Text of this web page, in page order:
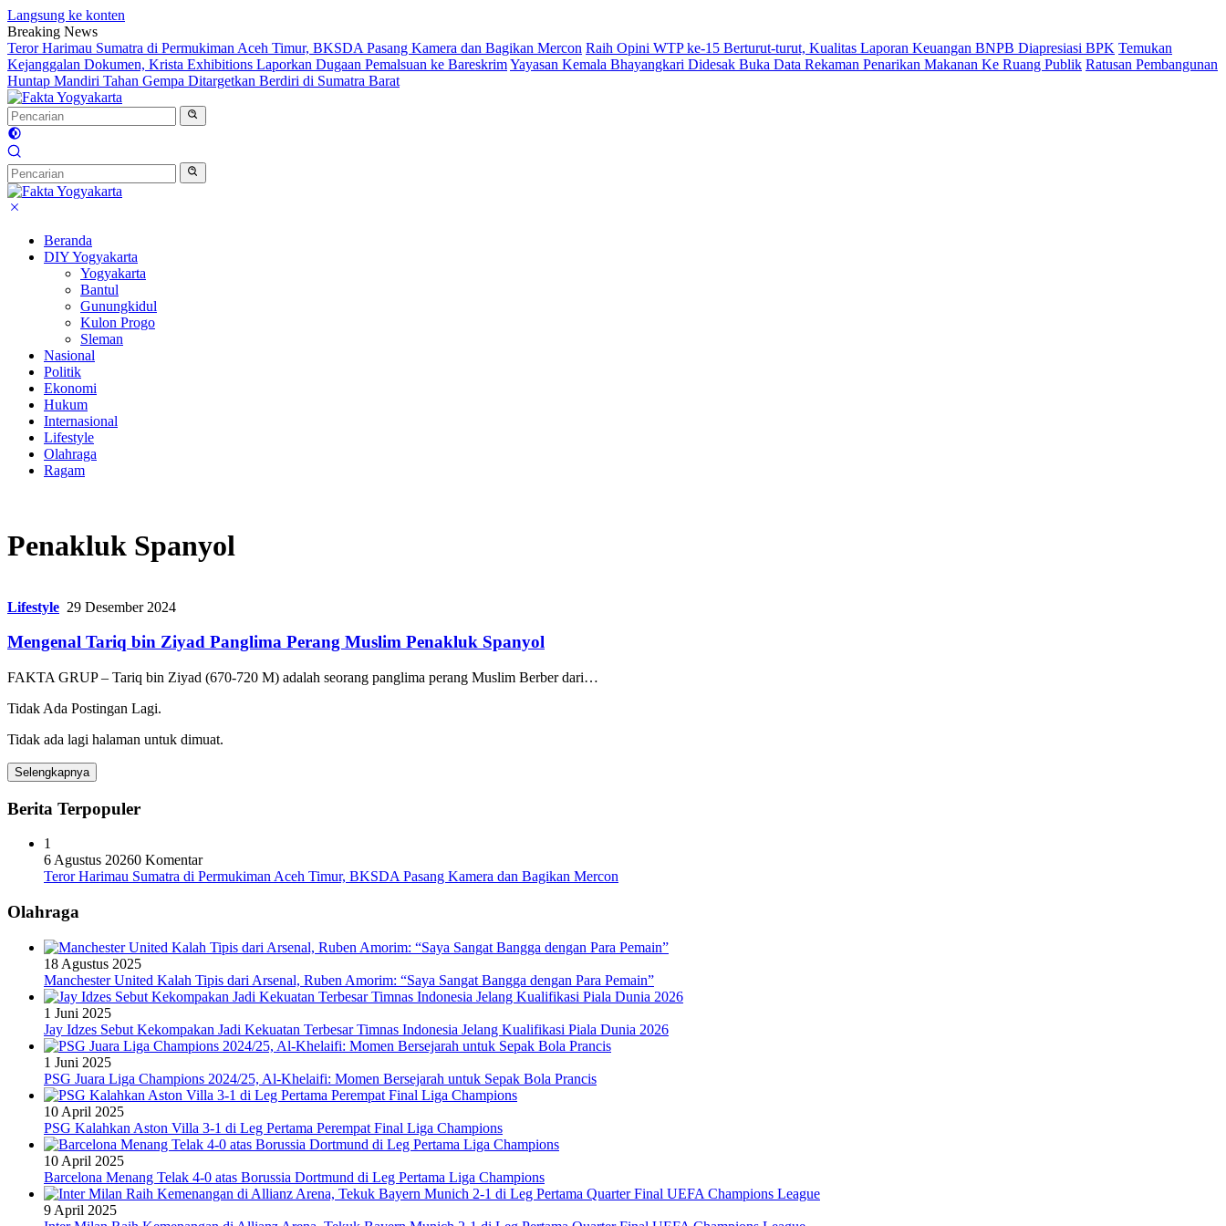
Langsung ke konten
Breaking News
Teror Harimau Sumatra di Permukiman Aceh Timur, BKSDA Pasang Kamera dan Bagikan Mercon Raih Opini WTP ke-15 Berturut-turut, Kualitas Laporan Keuangan BNPB Diapresiasi BPK Temukan
Kejanggalan Dokumen, Krista Exhibitions Laporkan Dugaan Pemalsuan ke BareskrimYayasan Kemala Bhayangkari Didesak Buka Data Rekaman Penarikan Makanan Ke Ruang Publik Ratusan Pembangunan
Huntap Mandiri Tahan Gempa Ditargetkan Berdiri di Sumatra Barat
Beranda
DIY Yogyakarta
Yogyakarta
Bantul
Gunungkidul
Kulon Progo
Sleman
Nasional
Politik
Ekonomi
Hukum
Internasional
Lifestyle
Olahraga
Ragam
Penakluk Spanyol
Lifestyle 29 Desember 2024
Mengenal Tariq bin Ziyad Panglima Perang Muslim Penakluk Spanyol
FAKTA GRUP – Tariq bin Ziyad (670-720 M) adalah seorang panglima perang Muslim Berber dari…
Tidak Ada Postingan Lagi.
Tidak ada lagi halaman untuk dimuat.
Selengkapnya
Berita Terpopuler
1
6 Agustus 20260 Komentar
Teror Harimau Sumatra di Permukiman Aceh Timur, BKSDA Pasang Kamera dan Bagikan Mercon
Olahraga
18 Agustus 2025
Manchester United Kalah Tipis dari Arsenal, Ruben Amorim: “Saya Sangat Bangga dengan Para Pemain”
1 Juni 2025
Jay Idzes Sebut Kekompakan Jadi Kekuatan Terbesar Timnas Indonesia Jelang Kualifikasi Piala Dunia 2026
1 Juni 2025
PSG Juara Liga Champions 2024/25, Al-Khelaifi: Momen Bersejarah untuk Sepak Bola Prancis
10 April 2025
PSG Kalahkan Aston Villa 3-1 di Leg Pertama Perempat Final Liga Champions
10 April 2025
Barcelona Menang Telak 4-0 atas Borussia Dortmund di Leg Pertama Liga Champions
9 April 2025